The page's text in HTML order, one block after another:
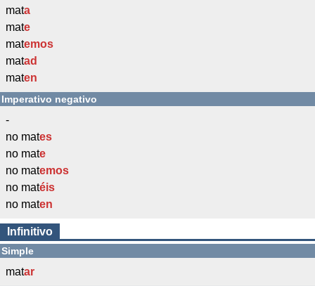
mata
mate
matemos
matad
maten
Imperativo negativo
-
no mates
no mate
no matemos
no matéis
no maten
Infinitivo
Simple
matar